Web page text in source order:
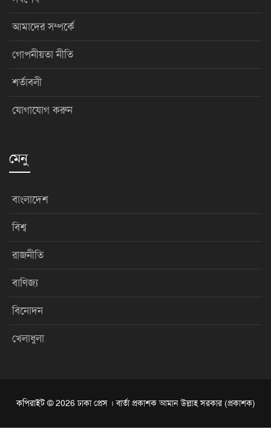
আমাদের সম্পর্কে
গোপনীয়তা নীতি
শর্তাবলী
যোগাযোগ করুন
মেনু
বাংলাদেশ
বিশ্ব
রাজনীতি
বাণিজ্য
বিনোদন
খেলাধুলা
কপিরাইট © 2026 ঢাকা প্রেস । বার্তা প্রকাশক আমান উল্লাহ সরকার (প্রকাশক)